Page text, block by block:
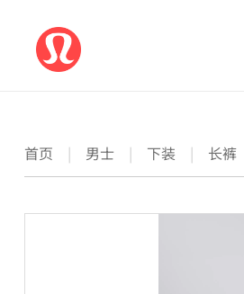
首页 | 男士 | 下装 | 长裤